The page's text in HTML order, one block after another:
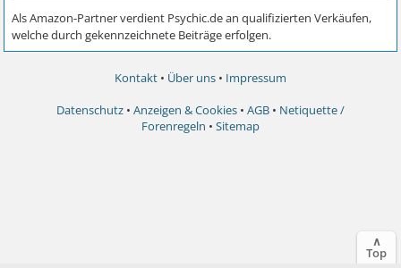
Kontakt • Über uns • Impressum
Datenschutz • Anzeigen & Cookies • AGB • Netiquette /
Forenregeln • Sitemap
∧
Top